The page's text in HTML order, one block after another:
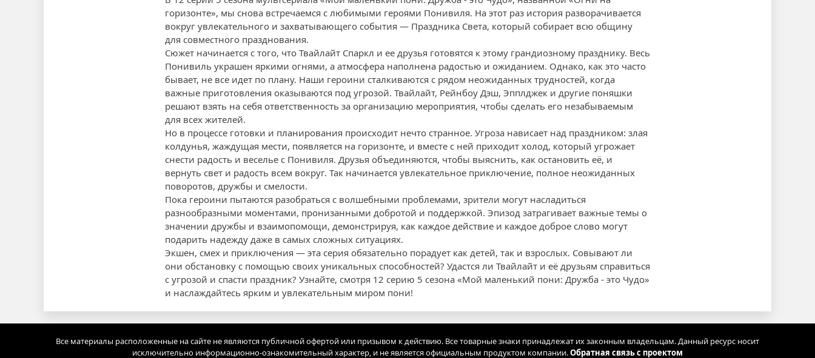
горизонте», мы снова встречаемся с любимыми героями Понивиля. На этот раз история разворачивается
вокруг увлекательного и захватывающего события — Праздника Света, который собирает всю общину
для совместного празднования.
Сюжет начинается с того, что Твайлайт Спаркл и ее друзья готовятся к этому грандиозному празднику. Весь
Понивиль украшен яркими огнями, а атмосфера наполнена радостью и ожиданием. Однако, как это часто
бывает, не все идет по плану. Наши героини сталкиваются с рядом неожиданных трудностей, когда
важные приготовления оказываются под угрозой. Твайлайт, Рейнбоу Дэш, Эпплджек и другие поняшки
решают взять на себя ответственность за организацию мероприятия, чтобы сделать его незабываемым
для всех жителей.
Но в процессе готовки и планирования происходит нечто странное. Угроза нависает над праздником: злая
колдунья, жаждущая мести, появляется на горизонте, и вместе с ней приходит холод, который угрожает
снести радость и веселье с Понивиля. Друзья объединяются, чтобы выяснить, как остановить её, и
вернуть свет и радость всем вокруг. Так начинается увлекательное приключение, полное неожиданных
поворотов, дружбы и смелости.
Пока героини пытаются разобраться с волшебными проблемами, зрители могут насладиться
разнообразными моментами, пронизанными добротой и поддержкой. Эпизод затрагивает важные темы о
значении дружбы и взаимопомощи, демонстрируя, как каждое действие и каждое доброе слово могут
подарить надежду даже в самых сложных ситуациях.
Экшен, смех и приключения — эта серия обязательно порадует как детей, так и взрослых. Совывают ли
они обстановку с помощью своих уникальных способностей? Удастся ли Твайлайт и её друзьям справиться
с угрозой и спасти праздник? Узнайте, смотря 12 серию 5 сезона «Мой маленький пони: Дружба - это Чудо»
и наслаждайтесь ярким и увлекательным миром пони!
Все материалы расположенные на сайте не являются публичной офертой или призывом к действию. Все товарные знаки принадлежат их законным владельцам. Данный ресурс носит
исключительно информационно-ознакомительный характер, и не является официальным продуктом компании.Обратная связь с проектом